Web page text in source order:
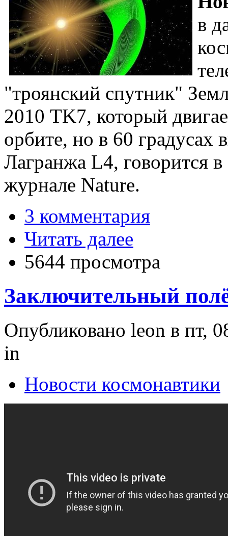
в
"троянский спутник"
2010 TK7, который
орбите, но в 60 градусах
Лагранжа L4, говорится в
журнале Nature.
3 комментария
Читать далее
5644 просмотра
Заключительный
Опубликовано leon в пт,
in
Новости космонавтики